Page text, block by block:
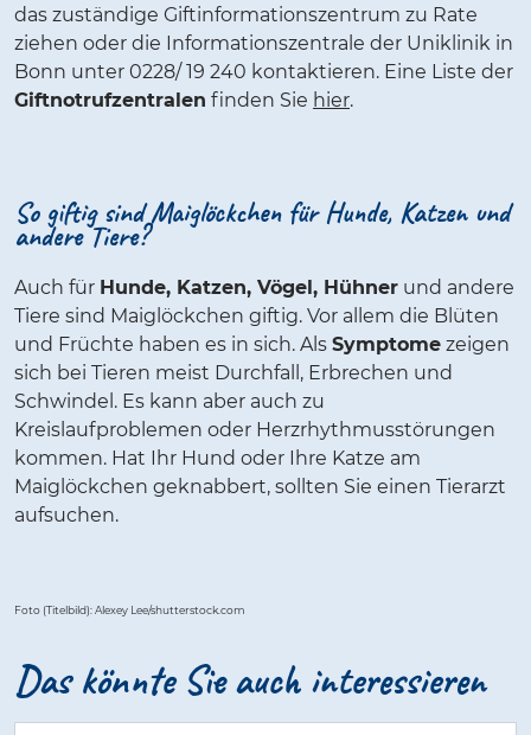
das zuständige Giftinformationszentrum zu Rate
ziehen oder die Informationszentrale der Uniklinik in
Bonn unter 0228/ 19 240 kontaktieren. Eine Liste der
Giftnotrufzentralen finden Sie hier.
So giftig sind Maiglöckchen für Hunde, Katzen und
andere Tiere?
Auch für Hunde, Katzen, Vögel, Hühner und andere
Tiere sind Maiglöckchen giftig. Vor allem die Blüten
und Früchte haben es in sich. Als Symptome zeigen
sich bei Tieren meist Durchfall, Erbrechen und
Schwindel. Es kann aber auch zu
Kreislaufproblemen oder Herzrhythmusstörungen
kommen. Hat Ihr Hund oder Ihre Katze am
Maiglöckchen geknabbert, sollten Sie einen Tierarzt
aufsuchen.
Foto (Titelbild): Alexey Lee/shutterstock.com
Das könnte Sie auch interessieren